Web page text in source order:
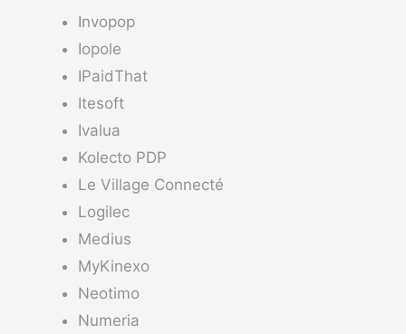
Invopop
Iopole
IPaidThat
Itesoft
Ivalua
Kolecto PDP
Le Village Connecté
Logilec
Medius
MyKinexo
Neotimo
Numeria